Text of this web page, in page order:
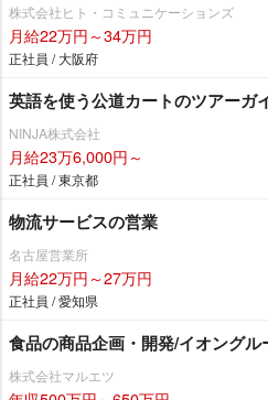
株式会社ヒト・コミュニケーションズ
月給22万円～34万円
正社員 / 大阪府
英語を使う公道カートのツアーガ
NINJA株式会社
月給23万6,000円～
正社員 / 東京都
物流サービスの営業
名古屋営業所
月給22万円～27万円
正社員 / 愛知県
食品の商品企画・開発/イオング
株式会社マルエツ